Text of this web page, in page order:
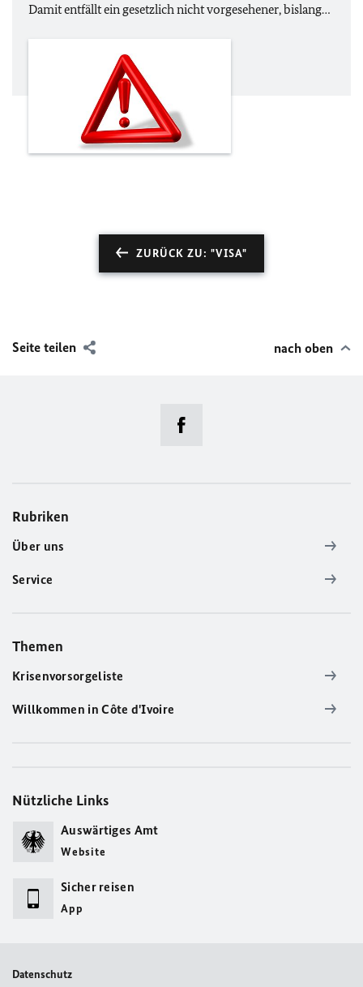
Damit entfällt ein gesetzlich nicht vorgesehener, bislang…
ZURÜCK ZU: "VISA"
Seite teilen nach oben
Rubriken
Über uns
Service
Themen
Krisenvorsorgeliste
Willkommen in Côte d'Ivoire
Nützliche Links
Auswärtiges Amt
Website
Sicher reisen
App
Datenschutz